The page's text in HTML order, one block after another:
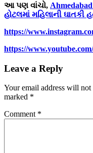
આ પણ વાંચો,
હોટલમાં મહિલાની ઘાતકી
https://
https://
Leave a Reply
Your email address will not
marked *
Comment *